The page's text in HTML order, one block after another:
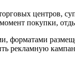
центров,
покупки,
форматами
рекламную